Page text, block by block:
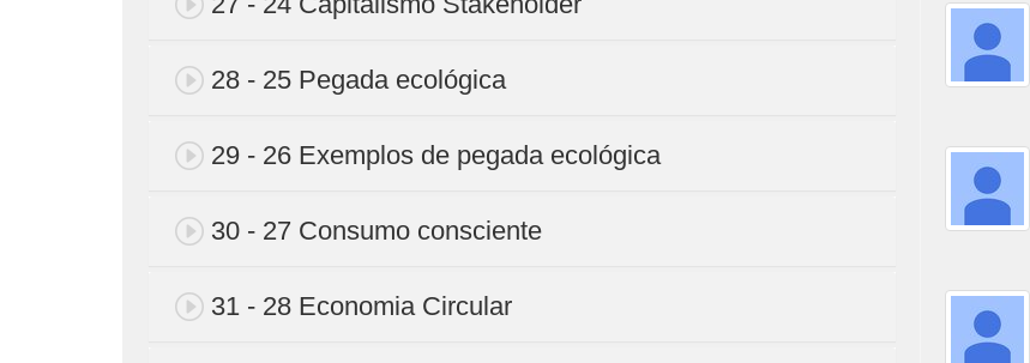
28 - 25 Pegada ecológica
29 - 26 Exemplos de pegada ecológica
30 - 27 Consumo consciente
31 - 28 Economia Circular